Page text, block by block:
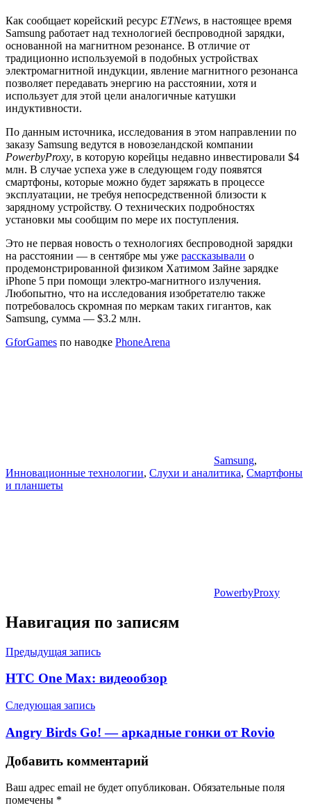
Как сообщает корейский ресурс ETNews, в настоящее время
Samsung работает над технологией беспроводной зарядки,
основанной на магнитном резонансе. В отличие от
традиционно используемой в подобных устройствах
электромагнитной индукции, явление магнитного резонанса
позволяет передавать энергию на расстоянии, хотя и
использует для этой цели аналогичные катушки
индуктивности.
По данным источника, исследования в этом направлении по
заказу Samsung ведутся в новозеландской компании
PowerbyProxy, в которую корейцы недавно инвестировали $4
млн. В случае успеха уже в следующем году появятся
смартфоны, которые можно будет заряжать в процессе
эксплуатации, не требуя непосредственной близости к
зарядному устройству. О технических подробностях
установки мы сообщим по мере их поступления.
Это не первая новость о технологиях беспроводной зарядки
на расстоянии — в сентябре мы уже рассказывали о
продемонстрированной физиком Хатимом Зайне зарядке
iPhone 5 при помощи электро-магнитного излучения.
Любопытно, что на исследования изобретателю также
потребовалось скромная по меркам таких гигантов, как
Samsung, сумма — $3.2 млн.
GforGames по наводке PhoneArena
Samsung,
Инновационные технологии, Слухи и аналитика, Смартфоны
и планшеты
PowerbyProxy
Навигация по записям
Предыдущая запись
HTC One Max: видеообзор
Следующая запись
Angry Birds Go! — аркадные гонки от Rovio
Добавить комментарий
Ваш адрес email не будет опубликован. Обязательные поля
помечены *